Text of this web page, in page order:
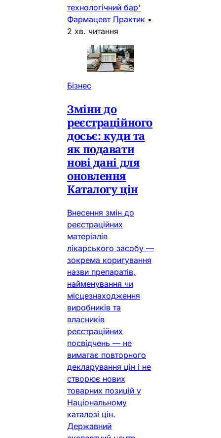
технологічний бар'
Фармацевт Практик •
2 хв. читання
Бізнес
Зміни до
реєстраційного
досьє: куди та
як подавати
нові дані для
оновлення
Каталогу цін
Внесення змін до
реєстраційних
матеріалів
лікарського засобу —
зокрема коригування
назви препаратів,
найменування чи
місцезнаходження
виробників та
власників
реєстраційних
посвідчень — не
вимагає повторного
декларування цін і не
створює нових
товарних позицій у
Національному
каталозі цін.
Державний